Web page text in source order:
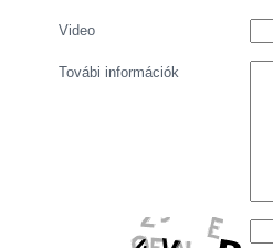
Video
Továbi információk